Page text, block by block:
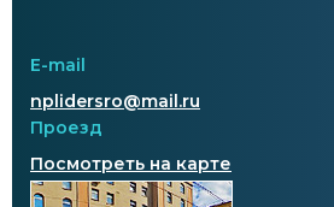
E-mail
nplidersro@mail.ru
Проезд
Посмотреть на карте